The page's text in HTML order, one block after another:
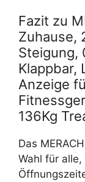
Fazit zu
Zuhause,
Steigung,
Klappbar,
Anzeige
136Kg
Das
Wahl für